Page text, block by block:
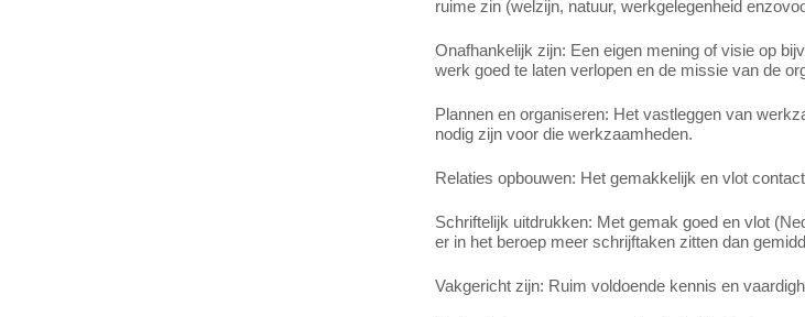
ruime zin (welzijn, natuur, werkgelegenheid
Onafhankelijk zijn: Een eigen mening of visie op
werk goed te laten verlopen en de missie van de
Plannen en organiseren: Het vastleggen van
nodig zijn voor die werkzaamheden.
Relaties opbouwen: Het gemakkelijk en vlot
Schriftelijk uitdrukken: Met gemak goed en vlot
er in het beroep meer schrijftaken zitten dan
Vakgericht zijn: Ruim voldoende kennis en